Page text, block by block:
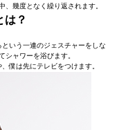
、幾度となく繰り返されます。
は？
いう一連のジェスチャーをしな
シャワーを浴びます。
僕は先にテレビをつけます。